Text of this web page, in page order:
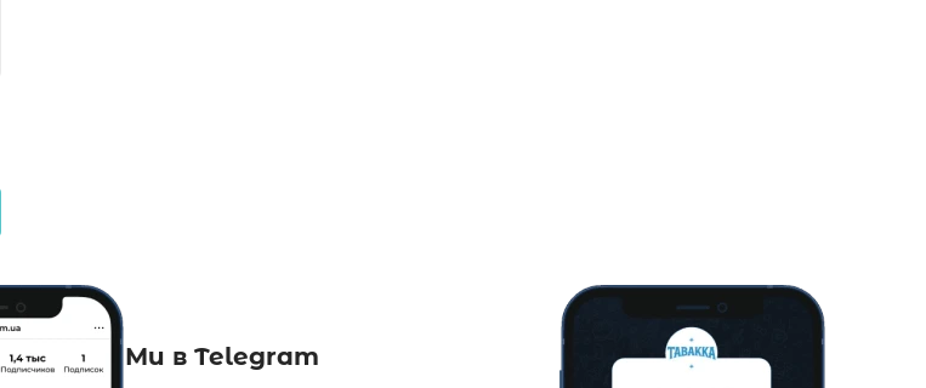
Ми в Telegram